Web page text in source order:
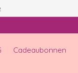
Cadeaubonnen